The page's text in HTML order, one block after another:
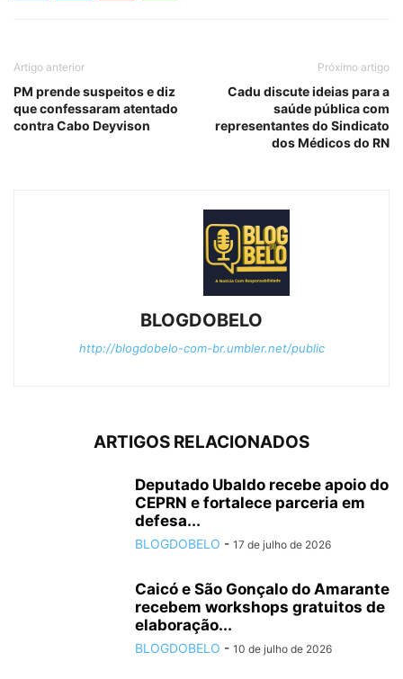
Artigo anterior
PM prende suspeitos e diz
que confessaram atentado
contra Cabo Deyvison
Próximo artigo
Cadu discute ideias para a
saúde pública com
representantes do Sindicato
dos Médicos do RN
BLOGDOBELO
http://blogdobelo-com-br.umbler.net/public
ARTIGOS RELACIONADOS
Deputado Ubaldo recebe apoio do
CEPRN e fortalece parceria em
defesa...
BLOGDOBELO - 17 de julho de 2026
Caicó e São Gonçalo do Amarante
recebem workshops gratuitos de
elaboração...
BLOGDOBELO - 10 de julho de 2026